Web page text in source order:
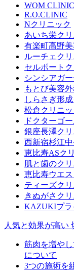
WOM
R.O.CLINIC
Nクリニック
あいち栄ク
有楽町高野
ルーチェク
セルポート
シンシアガ
もとび美容
しらさぎ形
松倉クリニッ
ドクターゴ
銀座長澤ク
西新宿杉江
恵比寿ASク
肌と歯のク
恵比寿ウエ
ティーズク
きぬがさク
KAZUKIプラ
人気と効果が高い
筋肉を増や
について
3つの施術を